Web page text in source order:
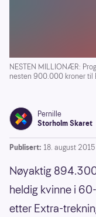
NESTEN MILLIONÆR:
nesten 900.000 kroner til
Pernille
Storholm Skaret
Publisert: 18. august 2015
Nøyaktig
heldig kvinne i
etter Extra-